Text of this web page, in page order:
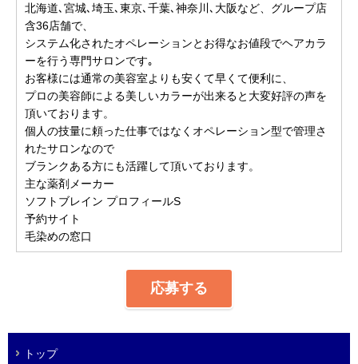
北海道､宮城､埼玉､東京､千葉､神奈川､大阪など、グループ店
含36店舗で、
システム化されたオペレーションとお得なお値段でヘアカラ
ーを行う専門サロンです｡
お客様には通常の美容室よりも安くて早くて便利に、
プロの美容師による美しいカラーが出来ると大変好評の声を
頂いております。
個人の技量に頼った仕事ではなくオペレーション型で管理さ
れたサロンなので
ブランクある方にも活躍して頂いております。
主な薬剤メーカー
ソフトブレイン プロフィールS
予約サイト
毛染めの窓口
応募する
トップ